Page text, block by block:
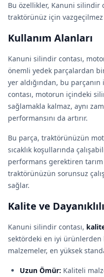
Bu özellikler, Kanuni silindir
traktörünüz için
Kullanım Alanları
Kanuni silindir contası,
önemli yedek parçalardan
yer aldığından, bu
contası, motorun içindeki
sağlamakla kalmaz, aynı
performansını da artırır.
Bu parça, traktörünüzün
sıcaklık koşullarında
performans gerektiren
traktörünüzün sorunsuz
sağlar.
Kalite ve
Kanuni silindir contası,
sektördeki en iyi
malzemeler, en yüksek
Uzun Ömür: Kaliteli